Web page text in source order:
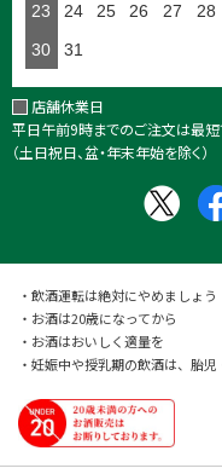
23
24 25 26 27 28
30
31
店舗休業日
平日午前9時までのご注文は最短
（土日祝日、盆・年末年始を除く）
・飲酒運転は絶対にやめましょう
・お酒は20歳になってから
・お酒はおいしく適量を
・妊娠中や授乳期の飲酒は、胎